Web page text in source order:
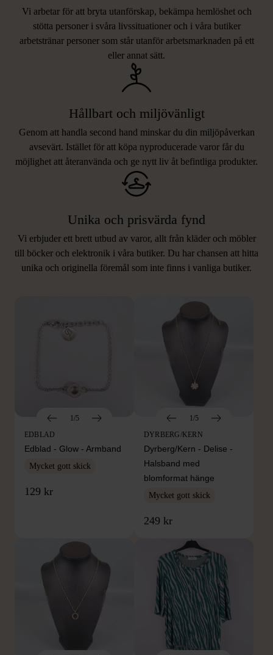
Vi arbetar för att bryta utanförskap, bekämpa hemlöshet och
stötta personer i svåra livssituationer och i våra butiker
arbetstränar personer som står utanför arbetsmarknaden på ett
eller annat sätt.
Hållbart och miljövänligt
Genom att handla second hand minskar du din miljöpåverkan
avsevärt. Istället för att köpa nyproducerade varor får du
möjlighet att återanvända och ge nytt liv åt befintliga produkter.
Unika och prisvärda fynd
Vi erbjuder ett brett utbud av varor, allt från kläder och möbler
till böcker och elektronik i våra butiker. Du har chansen att hitta
unika och originella föremål som inte finns i vanliga butiker.
LIKNANDE PRODUKTER
Hitta produkter som påminner om denna
1/5
EDBLAD
Edblad - Glow - Armband
Mycket gott skick
129 kr
1/5
DYRBERG/KERN
Dyrberg/Kern - Delise -
Halsband med
blomformat hänge
Mycket gott skick
249 kr